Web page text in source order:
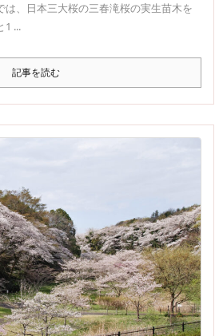
、日本三大桜の三春滝桜の実生苗木を
1 ...
記事を読む